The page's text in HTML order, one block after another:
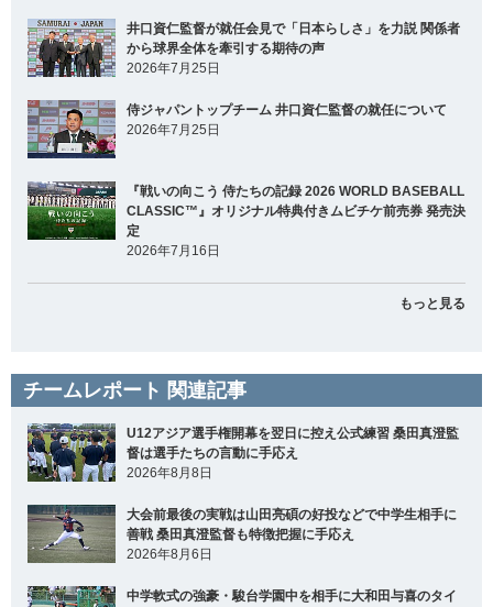
井口資仁監督が就任会見で「日本らしさ」を力説 関係者
から球界全体を牽引する期待の声
2026年7月25日
侍ジャパントップチーム 井口資仁監督の就任について
2026年7月25日
『戦いの向こう 侍たちの記録 2026 WORLD BASEBALL
CLASSIC™』オリジナル特典付きムビチケ前売券 発売決
定
2026年7月16日
もっと見る
チームレポート 関連記事
U12アジア選手権開幕を翌日に控え公式練習 桑田真澄監
督は選手たちの言動に手応え
2026年8月8日
大会前最後の実戦は山田亮碩の好投などで中学生相手に
善戦 桑田真澄監督も特徴把握に手応え
2026年8月6日
中学軟式の強豪・駿台学園中を相手に大和田与喜のタイ